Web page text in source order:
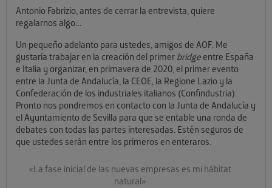
Antonio Fabrizio, antes de cerrar la entrevista, quiere
regalarnos algo…
Un pequeño adelanto para ustedes, amigos de AOF. Me
gustaría trabajar en la creación del primer bridgeentre España
e Italia y organizar, en primavera de 2020, el primer evento
entre la Junta de Andalucía, la CEOE, la Regione Lazio y la
Confederación de los industriales italianos (Confindustria).
Pronto nos pondremos en contacto con la Junta de Andalucía y
el Ayuntamiento de Sevilla para que se entable una ronda de
debates con todas las partes interesadas. Estén seguros de
que ustedes serán entre los primeros en enteraros.
«La fase inicial de las nuevas empresas es mi hábitat
natural»